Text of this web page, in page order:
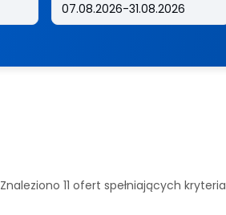
Znaleziono 11 ofert spełniających kryteria